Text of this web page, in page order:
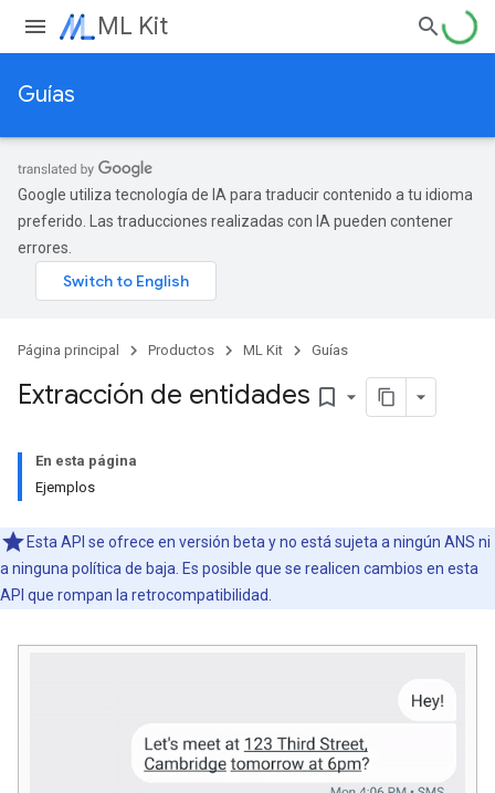
ML Kit
Guías
Google utiliza tecnología de IA para traducir contenido a tu idioma
preferido. Las traducciones realizadas con IA pueden contener
errores.
Página principal Productos ML Kit Guías
Extracción de entidades bookmark_border
En esta página
Ejemplos
Esta API se ofrece en versión beta y no está sujeta a ningún ANS ni
a ninguna política de baja. Es posible que se realicen cambios en esta
API que rompan la retrocompatibilidad.